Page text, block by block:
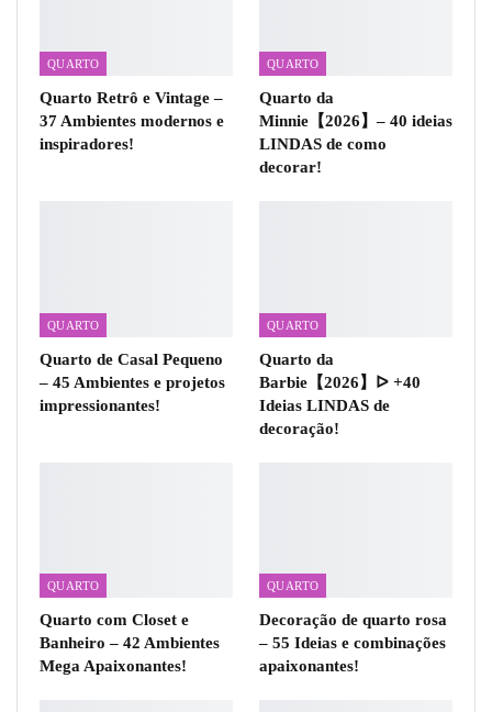
QUARTO
Quarto Retrô e Vintage –
37 Ambientes modernos e
inspiradores!
QUARTO
Quarto da
Minnie【2026】– 40 ideias
LINDAS de como
decorar!
QUARTO
Quarto de Casal Pequeno
– 45 Ambientes e projetos
impressionantes!
QUARTO
Quarto da
Barbie【2026】ᐅ +40
Ideias LINDAS de
decoração!
QUARTO
Quarto com Closet e
Banheiro – 42 Ambientes
Mega Apaixonantes!
QUARTO
Decoração de quarto rosa
– 55 Ideias e combinações
apaixonantes!